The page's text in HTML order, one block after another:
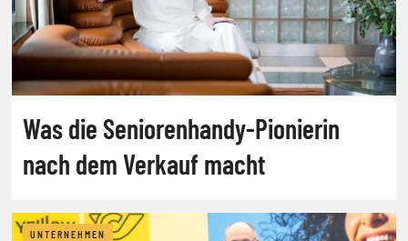
Was die Seniorenhandy-Pionierin
nach dem Verkauf macht
UNTERNEHMEN